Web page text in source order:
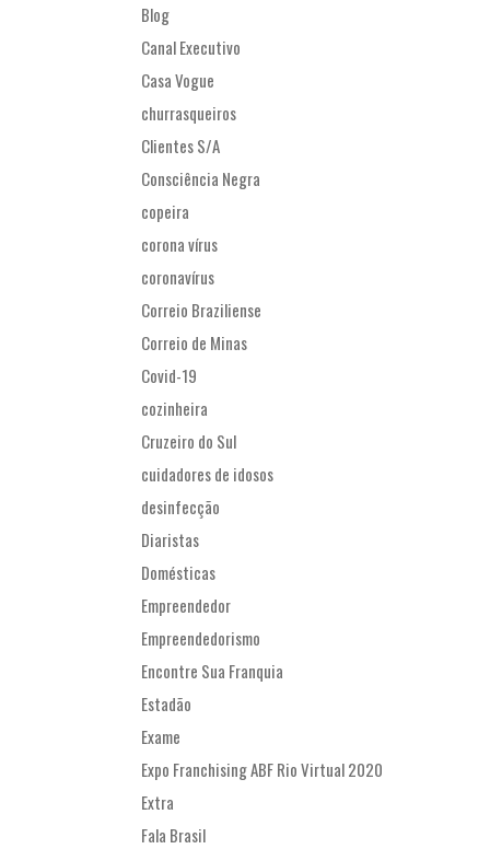
Blog
Canal Executivo
Casa Vogue
churrasqueiros
Clientes S/A
Consciência Negra
copeira
corona vírus
coronavírus
Correio Braziliense
Correio de Minas
Covid-19
cozinheira
Cruzeiro do Sul
cuidadores de idosos
desinfecção
Diaristas
Domésticas
Empreendedor
Empreendedorismo
Encontre Sua Franquia
Estadão
Exame
Expo Franchising ABF Rio Virtual 2020
Extra
Fala Brasil